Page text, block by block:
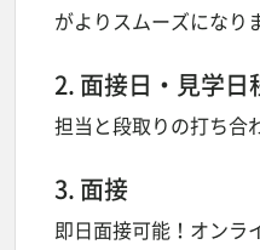
がよりスムーズになり
2. 面接日・見学日
担当と段取りの打ち合
3. 面接
即日面接可能！オンラ